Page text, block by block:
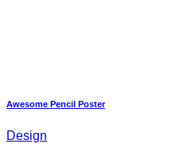
Awesome Pencil Poster
Design